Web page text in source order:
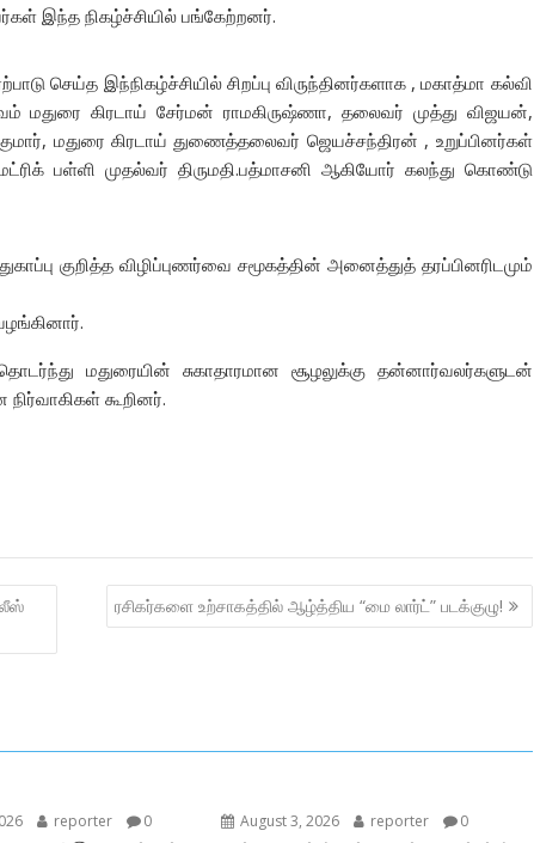
இந்த நிகழ்ச்சியில் பங்கேற்றனர்.
செய்த இந்நிகழ்ச்சியில் சிறப்பு விருந்தினர்களாக , மகாத்மா கல்வி
மதுரை கிரடாய் சேர்மன் ராமகிருஷ்ணா, தலைவர் முத்து விஜயன்,
மதுரை கிரடாய் துணைத்தலைவர் ஜெயச்சந்திரன் , உறுப்பினர்கள்
பள்ளி முதல்வர் திருமதி.பத்மாசனி ஆகியோர் கலந்து கொண்டு
குறித்த விழிப்புணர்வை சமூகத்தின் அனைத்துத் தரப்பினரிடமும்
மதுரையின் சுகாதாரமான சூழலுக்கு தன்னார்வலர்களுடன்
கூறினர்.
ரசிகர்களை உற்சாகத்தில் ஆழ்த்திய “மை லார்ட்” படக்குழு!
reporter 0 August 3, 2026 reporter 0